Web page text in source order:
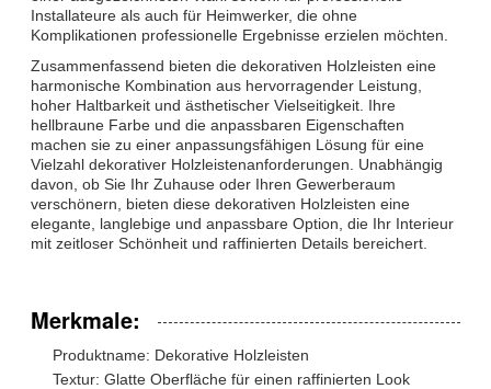
Installateure als auch für Heimwerker, die ohne
Komplikationen professionelle Ergebnisse erzielen möchten.
Zusammenfassend bieten die dekorativen Holzleisten eine
harmonische Kombination aus hervorragender Leistung,
hoher Haltbarkeit und ästhetischer Vielseitigkeit. Ihre
hellbraune Farbe und die anpassbaren Eigenschaften
machen sie zu einer anpassungsfähigen Lösung für eine
Vielzahl dekorativer Holzleistenanforderungen. Unabhängig
davon, ob Sie Ihr Zuhause oder Ihren Gewerberaum
verschönern, bieten diese dekorativen Holzleisten eine
elegante, langlebige und anpassbare Option, die Ihr Interieur
mit zeitloser Schönheit und raffinierten Details bereichert.
Merkmale:
Produktname: Dekorative Holzleisten
Textur: Glatte Oberfläche für einen raffinierten Look